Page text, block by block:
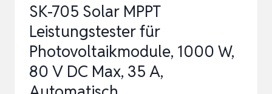
SK-705 Solar MPPT
Leistungstester für
Photovoltaikmodule, 1000 W,
80 V DC Max, 35 A,